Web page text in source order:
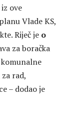
iz ove
Vlade KS,
Riječ je o
za boračka
rad,
– dodao je